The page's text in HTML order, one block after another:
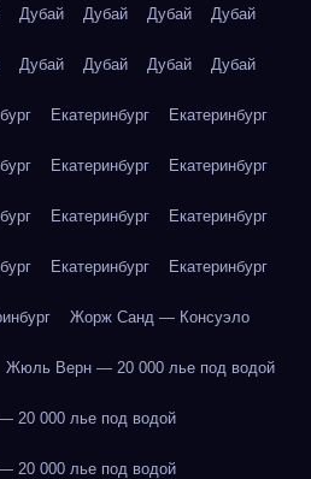
Дубай Дубай Дубай Дубай
Дубай Дубай Дубай Дубай
Екатеринбург Екатеринбург
Екатеринбург Екатеринбург
Екатеринбург Екатеринбург
Екатеринбург Екатеринбург
Жорж Санд — Консуэло
Жюль Верн — 20 000 лье под водой
20 000 лье под водой
20 000 лье под водой